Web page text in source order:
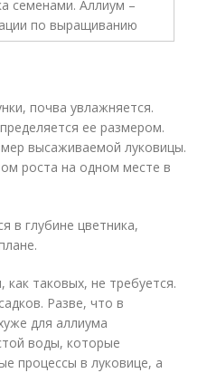
почва увлажняется.
ее размером.
высаживаемой луковицы.
роста на одном месте в
в глубине цветника,
таковых, не требуется.
Разве, что в
для аллиума
воды, которые
процессы в луковице, а